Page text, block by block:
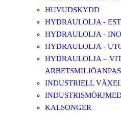
HUVUDSKYDD
HYDRAULOLJA -
HYDRAULOLJA -
HYDRAULOLJA -
HYDRAULOLJA –
INDUSTRIELL
KALSONGER